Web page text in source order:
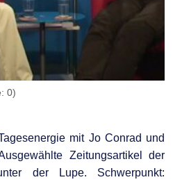
0)
mit Jo Conrad und
Zeitungsartikel der
der Lupe. Schwerpunkt: